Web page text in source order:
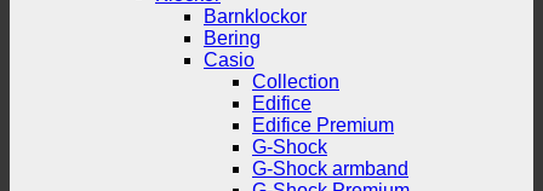
Barnklockor
Bering
Casio
Collection
Edifice
Edifice Premium
G-Shock
G-Shock armband